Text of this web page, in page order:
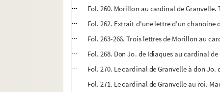
Fol. 260. Morillon au cardinal de Granvelle.
Fol. 262. Extrait d'une lettre d'un chanoine
Fol. 263-266. Trois lettres de Morillon au
Fol. 268. Don Jo. de Idiaques au cardinal
Fol. 270. Le cardinal de Granvelle à don
Fol. 271. Le cardinal de Granvelle au roi.